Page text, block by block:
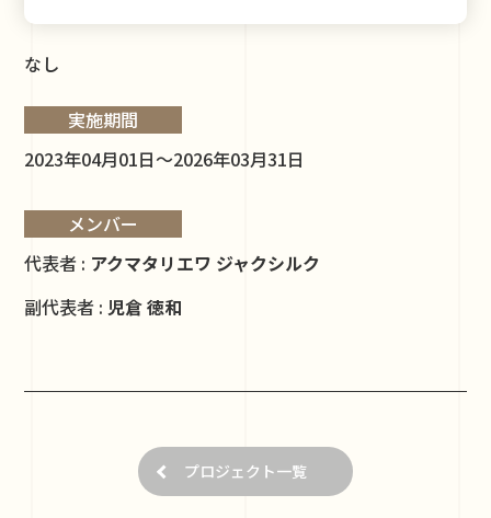
なし
実施期間
2023年04月01日～2026年03月31日
メンバー
代表者 : アクマタリエワ ジャクシルク
副代表者 : 児倉 徳和
プロジェクト一覧